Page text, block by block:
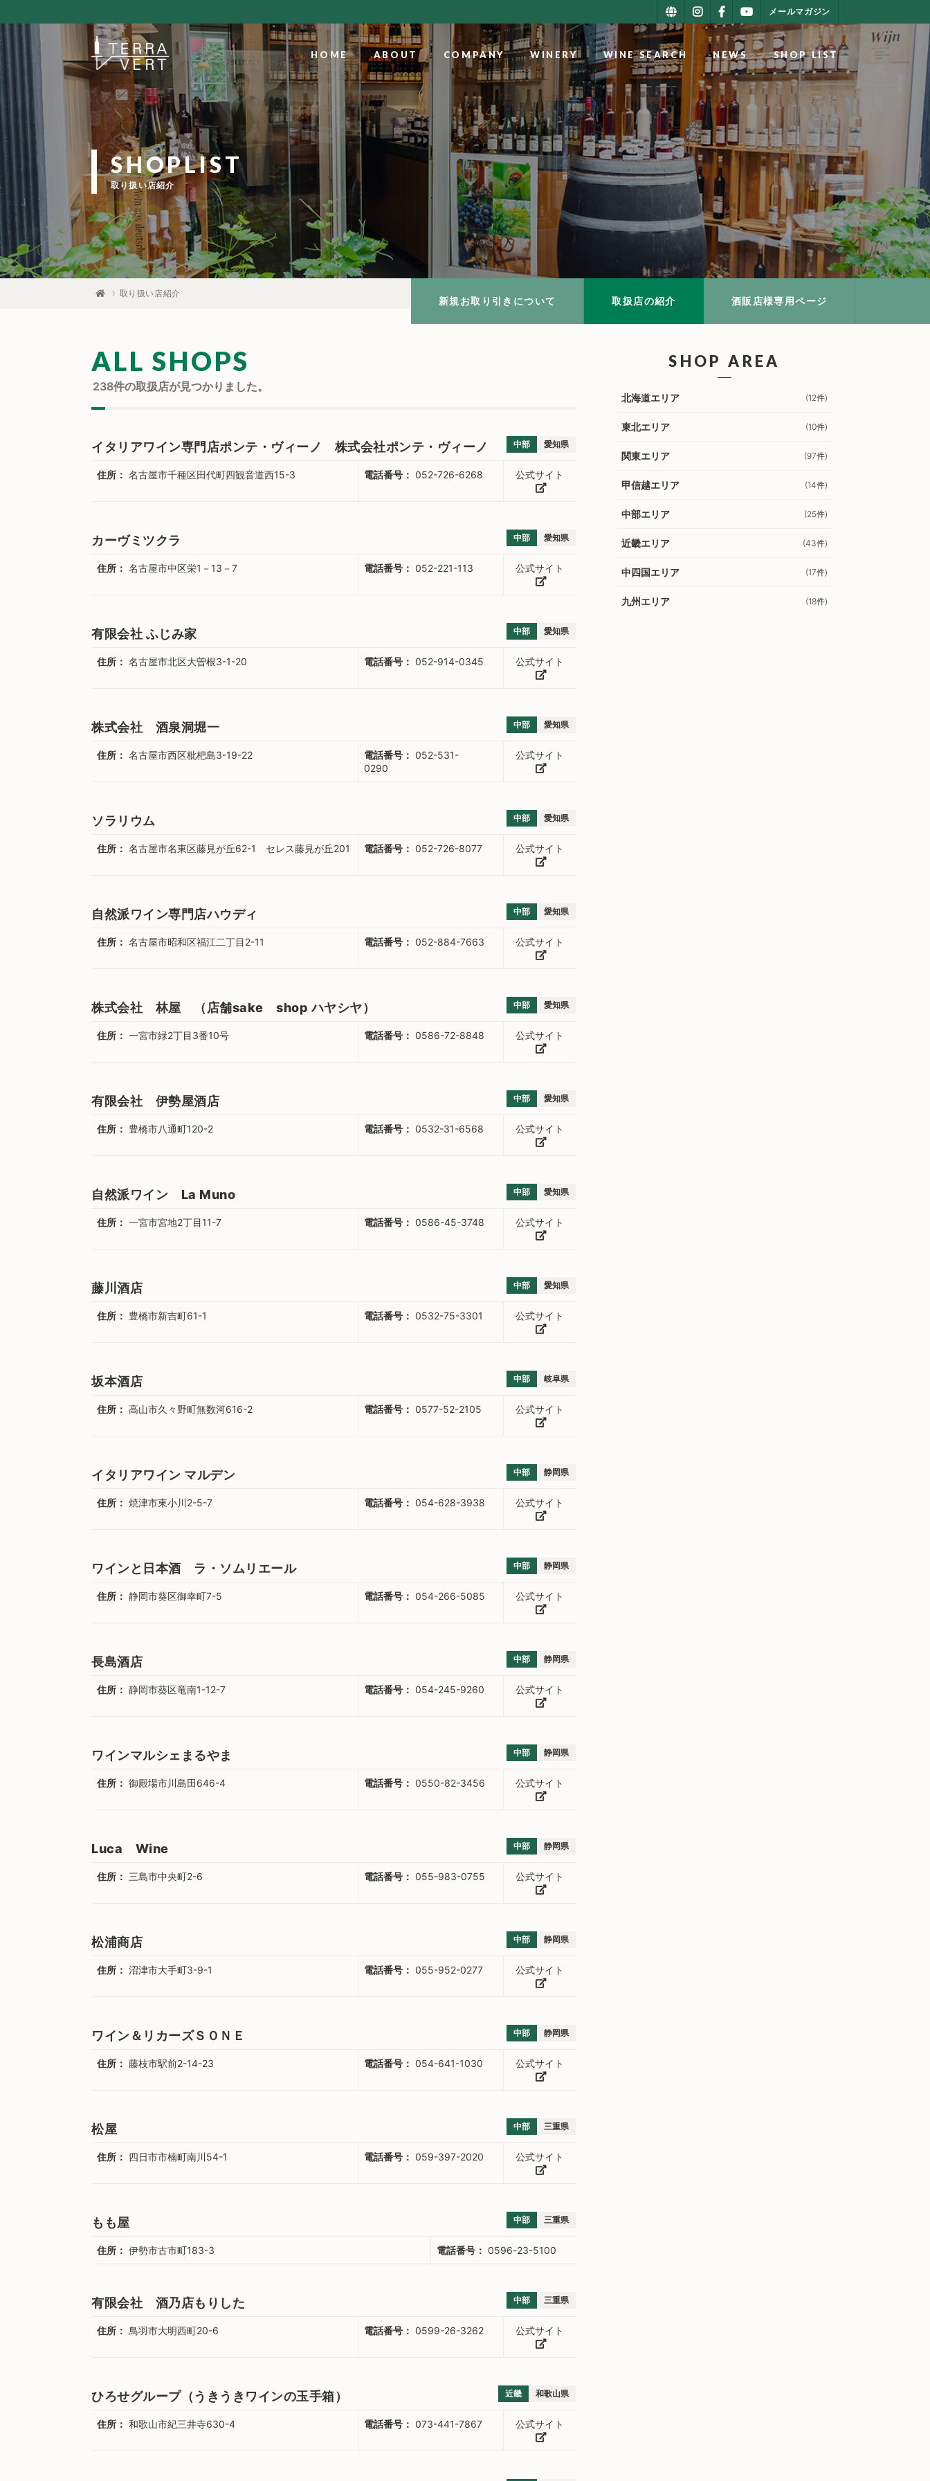
メールマガジン
HOME ABOUT COMPANY WINERY WINE SEARCH NEWS SHOP LIST
SHOPLIST
取り扱い店紹介
取り扱い店紹介
新規お取り引きについて 取扱店の紹介 酒販店様専用ページ
ALL SHOPS
238件の取扱店が見つかりました。
イタリアワイン専門店ポンテ・ヴィーノ 株式会社ポンテ・ヴィーノ 中部 愛知県
住所： 名古屋市千種区田代町四観音道西15-3 電話番号： 052-726-6268 公式サイト
カーヴミツクラ 中部 愛知県
住所： 名古屋市中区栄1－13－7 電話番号： 052-221-113 公式サイト
有限会社 ふじみ家 中部 愛知県
住所： 名古屋市北区大曽根3-1-20 電話番号： 052-914-0345 公式サイト
株式会社 酒泉洞堀一 中部 愛知県
住所： 名古屋市西区枇杷島3-19-22 電話番号： 052-531-
0290
公式サイト
ソラリウム 中部 愛知県
住所： 名古屋市名東区藤見が丘62-1 セレス藤見が丘201 電話番号： 052-726-8077 公式サイト
自然派ワイン専門店ハウディ 中部 愛知県
住所： 名古屋市昭和区福江二丁目2-11 電話番号： 052-884-7663 公式サイト
株式会社 林屋 （店舗sake shop ハヤシヤ） 中部 愛知県
住所： 一宮市緑2丁目3番10号 電話番号： 0586-72-8848 公式サイト
有限会社 伊勢屋酒店 中部 愛知県
住所： 豊橋市八通町120-2 電話番号： 0532-31-6568 公式サイト
自然派ワイン La Muno 中部 愛知県
住所： 一宮市宮地2丁目11-7 電話番号： 0586-45-3748 公式サイト
藤川酒店 中部 愛知県
住所： 豊橋市新吉町61-1 電話番号： 0532-75-3301 公式サイト
坂本酒店 中部 岐阜県
住所： 高山市久々野町無数河616-2 電話番号： 0577-52-2105 公式サイト
イタリアワイン マルデン 中部 静岡県
住所： 焼津市東小川2-5-7 電話番号： 054-628-3938 公式サイト
ワインと日本酒 ラ・ソムリエール 中部 静岡県
住所： 静岡市葵区御幸町7-5 電話番号： 054-266-5085 公式サイト
長島酒店 中部 静岡県
住所： 静岡市葵区竜南1-12-7 電話番号： 054-245-9260 公式サイト
ワインマルシェまるやま 中部 静岡県
住所： 御殿場市川島田646-4 電話番号： 0550-82-3456 公式サイト
Luca Wine 中部 静岡県
住所： 三島市中央町2-6 電話番号： 055-983-0755 公式サイト
松浦商店 中部 静岡県
住所： 沼津市大手町3-9-1 電話番号： 055-952-0277 公式サイト
ワイン＆リカーズＳＯＮＥ 中部 静岡県
住所： 藤枝市駅前2-14-23 電話番号： 054-641-1030 公式サイト
松屋 中部 三重県
住所： 四日市市楠町南川54-1 電話番号： 059-397-2020 公式サイト
もも屋 中部 三重県
住所： 伊勢市古市町183-3 電話番号： 0596-23-5100
有限会社 酒乃店もりした 中部 三重県
住所： 鳥羽市大明西町20-6 電話番号： 0599-26-3262 公式サイト
ひろせグループ（うきうきワインの玉手箱） 近畿 和歌山県
住所： 和歌山市紀三井寺630-4 電話番号： 073-441-7867 公式サイト
SHOP AREA
北海道エリア (12件)
東北エリア (10件)
関東エリア (97件)
甲信越エリア (14件)
中部エリア (25件)
近畿エリア (43件)
中四国エリア (17件)
九州エリア (18件)